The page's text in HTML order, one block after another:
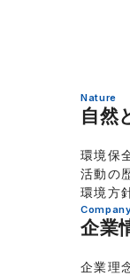
Nature
自然
環境保
活動の
環境方
企業
企業理